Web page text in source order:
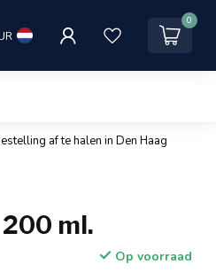
0
af te halen in Den Haag
200 ml.
Op voorraad